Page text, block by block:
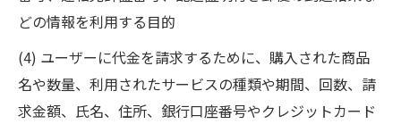
どの情報を利用する目的
(4) ユーザーに代金を請求するために、購入された商品
名や数量、利用されたサービスの種類や期間、回数、請
求金額、氏名、住所、銀行口座番号やクレジットカード